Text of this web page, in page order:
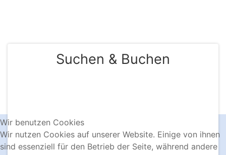
Wir benutzen Cookies
Wir nutzen Cookies auf unserer Website. Einige von ihnen
sind essenziell für den Betrieb der Seite, während andere
Suchen & Buchen